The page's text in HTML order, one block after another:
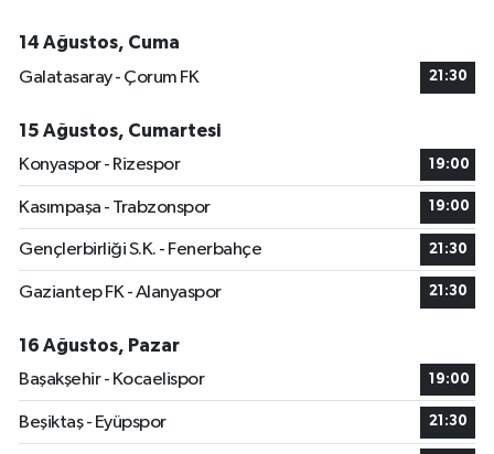
14 Ağustos, Cuma
Galatasaray - Çorum FK
21:30
15 Ağustos, Cumartesi
Konyaspor - Rizespor
19:00
Kasımpaşa - Trabzonspor 19:00
Gençlerbirliği S.K. - Fenerbahçe 21:30
Gaziantep FK - Alanyaspor 21:30
16 Ağustos, Pazar
Başakşehir - Kocaelispor
19:00
Beşiktaş - Eyüpspor 21:30